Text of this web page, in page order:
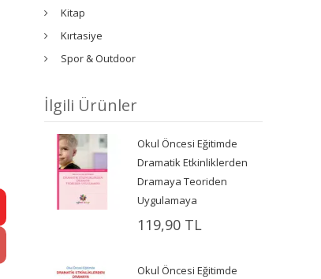
Kitap
Kırtasiye
Spor & Outdoor
İlgili Ürünler
Okul Öncesi Eğitimde
Dramatik Etkinliklerden
Dramaya Teoriden
Uygulamaya
119,90 TL
Okul Öncesi Eğitimde